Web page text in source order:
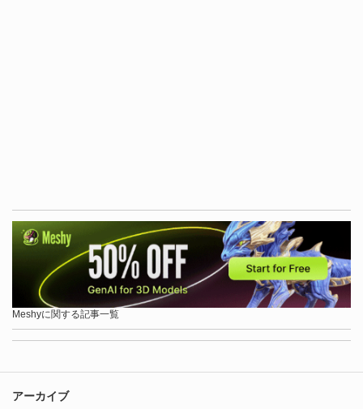
Meshyに関する記事一覧
アーカイブ